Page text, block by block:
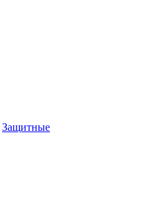
Защитные